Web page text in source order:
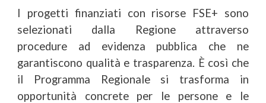
I progetti finanziati con risorse FSE+ sono
selezionati dalla Regione attraverso
procedure ad evidenza pubblica che ne
garantiscono qualità e trasparenza. È così che
il Programma Regionale si trasforma in
opportunità concrete per le persone e le